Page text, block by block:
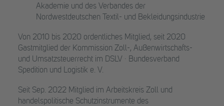
Akademie und des Verbandes der
Nordwestdeutschen Textil- und Bekleidungsindustrie
Von 2010 bis 2020 ordentliches Mitglied, seit 2020
Gastmitglied der Kommission Zoll-, Außenwirtschafts-
und Umsatzsteuerrecht im DSLV · Bundesverband
Spedition und Logistik e. V.
Seit Sep. 2022 Mitglied im Arbeitskreis Zoll und
handelspolitische Schutzinstrumente des